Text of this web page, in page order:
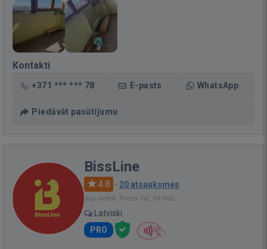
Kontakti
+371 *** *** 78 E-pasts WhatsApp
Piedāvāt pasūtījumu
BissLine
4.8 · 20 atsauksmes
Bija vietnē: Pirms 1st. 10 min.
Latviski
PRO